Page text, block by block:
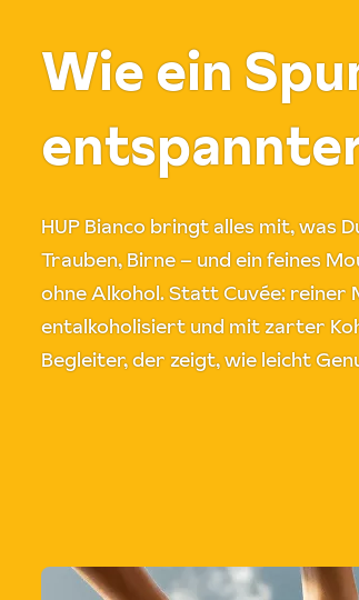
Wie ein
HUP Bianco bringt alles mit, was
Trauben, Birne – und ein feines
ohne Alkohol. Statt Cuvée:
entalkoholisiert und mit zarter
Begleiter, der zeigt, wie leicht